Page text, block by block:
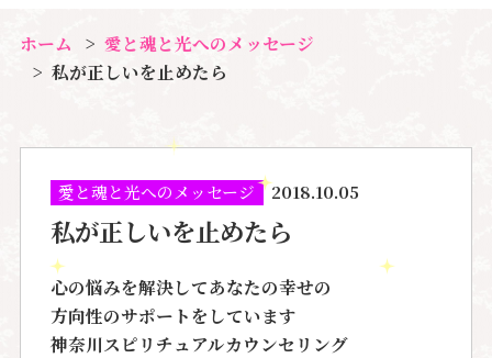
ホーム
愛と魂と光へのメッセージ
私が正しいを止めたら
愛と魂と光へのメッセージ 2018.10.05
私が正しいを止めたら
心の悩みを解決してあなたの幸せの
方向性のサポートをしています
神奈川スピリチュアルカウンセリング